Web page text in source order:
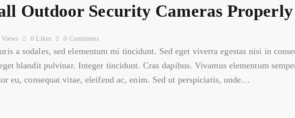
Outdoor Security Cameras Properly
Views 0 Likes 0 Comments
a sodales, sed elementum mi tincidunt. Sed eget viverra egestas nisi in
blandit pulvinar. Integer tincidunt. Cras dapibus. Vivamus elementum
eu, consequat vitae, eleifend ac, enim. Sed ut perspiciatis, unde…